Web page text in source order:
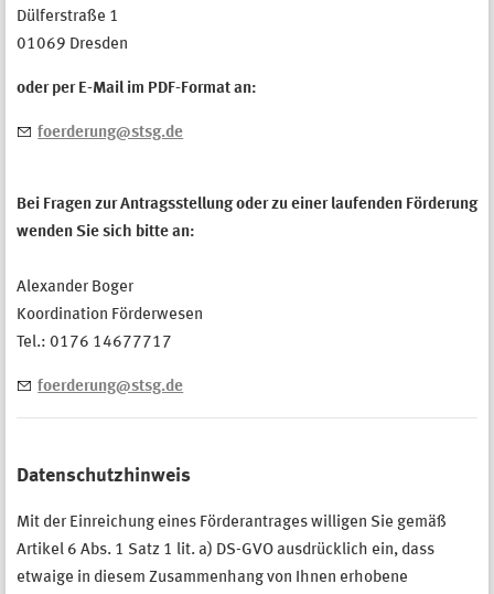
Dülferstraße 1
01069 Dresden
oder per E-Mail im PDF-Format an:
foerderung@stsg.de
Bei Fragen zur Antragsstellung oder zu einer laufenden Förderung
wenden Sie sich bitte an:
Alexander Boger
Koordination Förderwesen
Tel.: 0176 14677717
foerderung@stsg.de
Datenschutzhinweis
Mit der Einreichung eines Förderantrages willigen Sie gemäß
Artikel 6 Abs. 1 Satz 1 lit. a) DS-GVO ausdrücklich ein, dass
etwaige in diesem Zusammenhang von Ihnen erhobene